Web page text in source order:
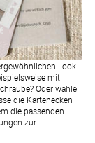
Look
mit
Oder wähle
die Kartenecken
die passenden
zur